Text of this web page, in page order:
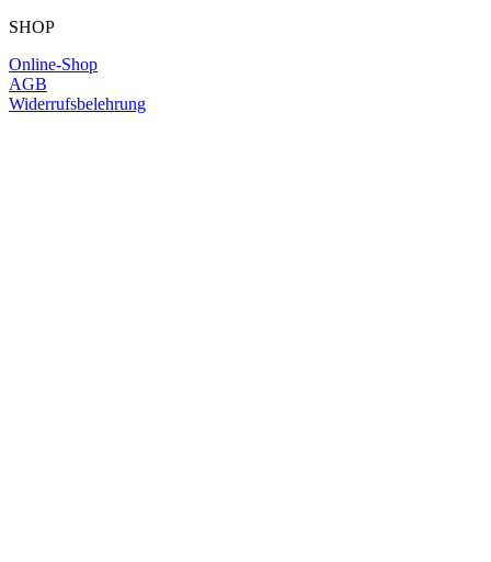
SHOP
Online-Shop
AGB
Widerrufsbelehrung